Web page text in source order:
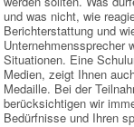
und was nicht, wie
Berichterstattung und
Unternehmenssprecher
Situationen. Eine
Medien, zeigt Ihnen
Medaille. Bei der
berücksichtigen wir
Bedürfnisse und Ihren